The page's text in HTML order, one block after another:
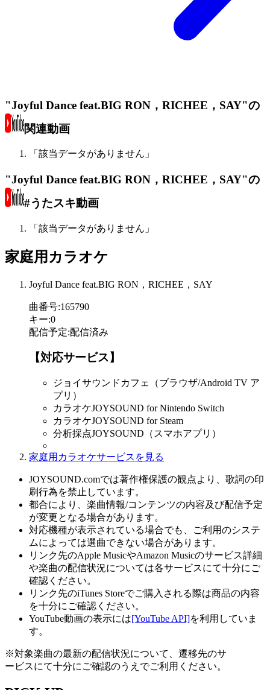
"Joyful Dance feat.BIG RON，RICHEE，SAY"の
関連動画
「該当データがありません」
"Joyful Dance feat.BIG RON，RICHEE，SAY"の
#うたスキ動画
「該当データがありません」
家庭用カラオケ
Joyful Dance feat.BIG RON，RICHEE，SAY
曲番号:165790
キー:0
配信予定:配信済み
【対応サービス】
ジョイサウンドカフェ（ブラウザ/Android TV ア
プリ）
カラオケJOYSOUND for Nintendo Switch
カラオケJOYSOUND for Steam
分析採点JOYSOUND（スマホアプリ）
家庭用カラオケサービスを見る
JOYSOUND.comでは著作権保護の観点より、歌詞の印
刷行為を禁止しています。
都合により、楽曲情報/コンテンツの内容及び配信予定
が変更となる場合があります。
対応機種が表示されている場合でも、ご利用のシステ
ムによっては選曲できない場合があります。
リンク先のApple MusicやAmazon Musicのサービス詳細
や楽曲の配信状況については各サービスにて十分にご
確認ください。
リンク先のiTunes Storeでご購入される際は商品の内容
を十分にご確認ください。
YouTube動画の表示には[YouTube API]を利用していま
す。
※対象楽曲の最新の配信状況について、遷移先のサ
ービスにて十分にご確認のうえでご利用ください。